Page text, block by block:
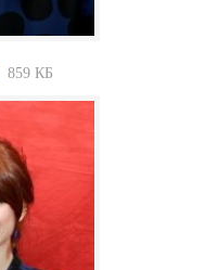
859 КБ